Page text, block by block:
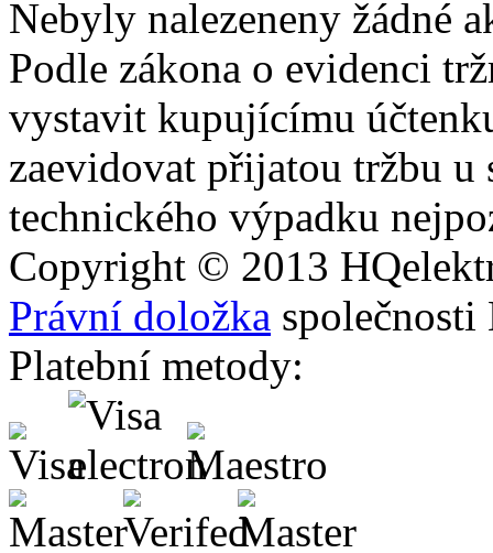
Nebyly nalezeneny žádné
Podle zákona o evidenci
vystavit kupujícímu
zaevidovat přijatou tržbu u
technického výpadku
Copyright © 2013 HQ
Právní doložka
Platební metody: